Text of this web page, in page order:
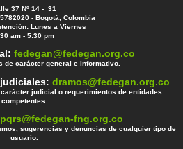
37 Nº 14 - 31
- Bogotá, Colombia
Lunes a Viernes
am - 5:30 pm
fedegan@fedegan.org.co
de carácter general e informativo.
judiciales:dramos@fedegan.org.co
judicial o requerimientos de entidades
competentes.
pqrs@fedegan-fng.org.co
sugerencias y denuncias de cualquier tipo de
usuario.